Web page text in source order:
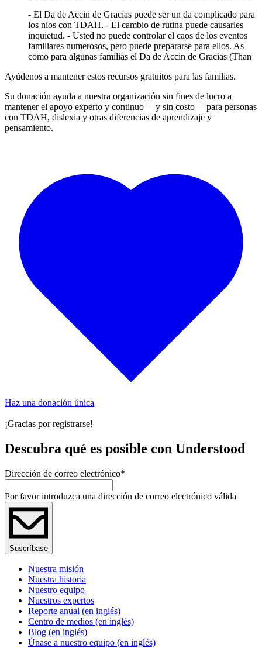
- El Da de Accin de Gracias puede ser un da complicado para
los nios con TDAH. - El cambio de rutina puede causarles
inquietud. - Usted no puede controlar el caos de los eventos
familiares numerosos, pero puede prepararse para ellos. As
como para algunas familias el Da de Accin de Gracias (Than
Ayúdenos a mantener estos recursos gratuitos para las familias.
Su donación ayuda a nuestra organización sin fines de lucro a
mantener el apoyo experto y continuo —y sin costo— para personas
con TDAH, dislexia y otras diferencias de aprendizaje y
pensamiento.
Haz una donación única
¡Gracias por registrarse!
Descubra qué es posible con Understood
Dirección de correo electrónico*
Por favor introduzca una dirección de correo electrónico válida
Suscríbase
Nuestra misión
Nuestra historia
Nuestro equipo
Nuestros expertos
Reporte anual (en inglés)
Centro de medios (en inglés)
Blog (en inglés)
Únase a nuestro equipo (en inglés)